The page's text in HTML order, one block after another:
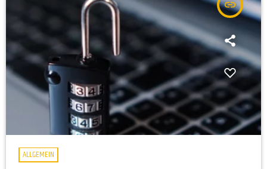
insert_link
ALLGEMEIN